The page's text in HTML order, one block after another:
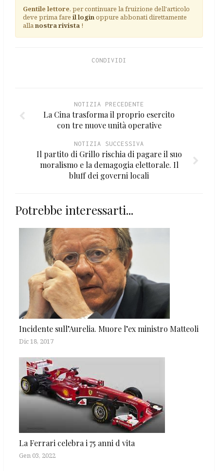
Gentile lettore, per continuare la fruizione dell'articolo
deve prima fare il loginoppure abbonati direttamente
allanostra rivista !
CONDIVIDI
NOTIZIA PRECEDENTE
La Cina trasforma il proprio esercito
con tre nuove unità operative
NOTIZIA SUCCESSIVA
Il partito di Grillo rischia di pagare il suo
moralismo e la demagogia elettorale. Il
bluff dei governi locali
Potrebbe interessarti...
Incidente sull’Aurelia. Muore l’ex ministro Matteoli
Dic 18, 2017
La Ferrari celebra i 75 anni d vita
Gen 03, 2022